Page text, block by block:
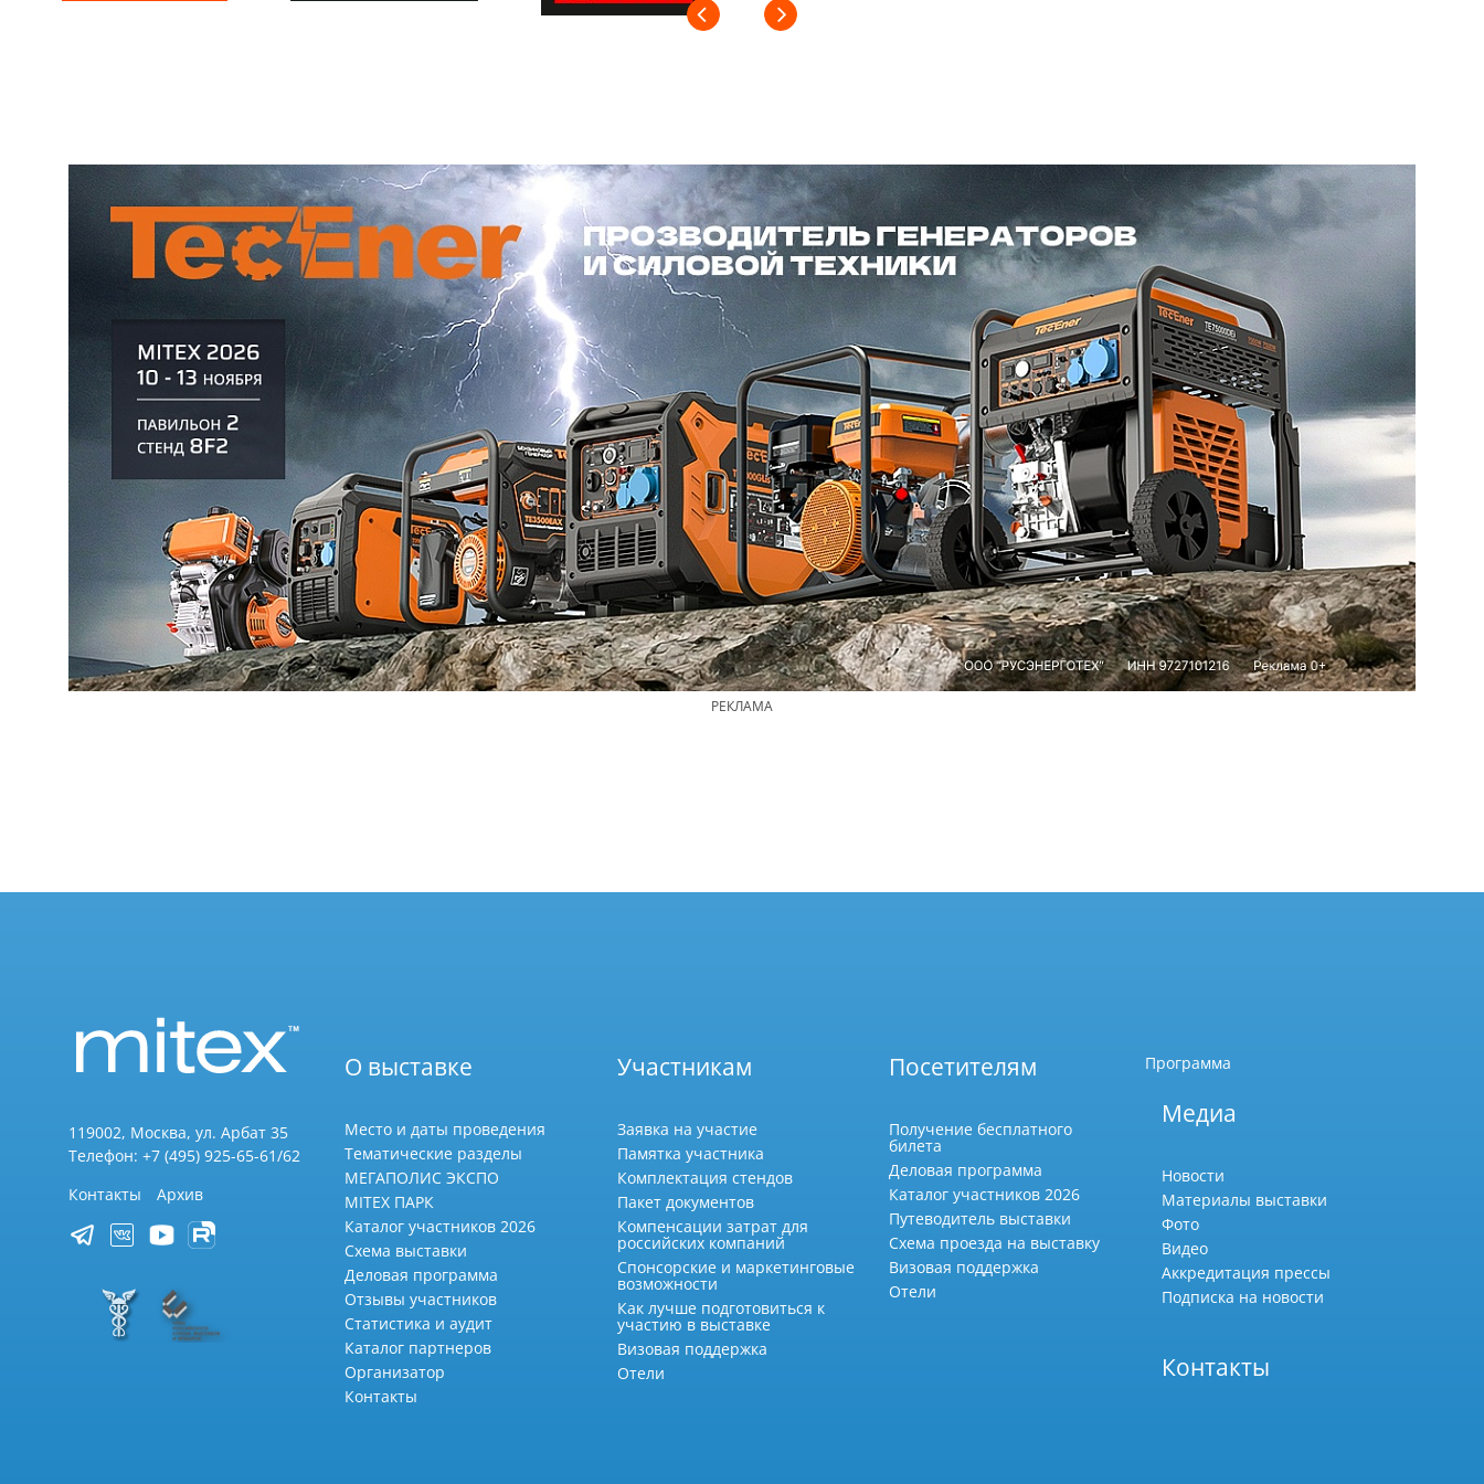
РЕКЛАМА
119002, Москва, ул. Арбат 35
Телефон: +7 (495) 925-65-61/62
Контакты
Архив
О выставке
Место и даты проведения
Тематические разделы
МЕГАПОЛИС ЭКСПО
MITEX ПАРК
Каталог участников 2026
Схема выставки
Деловая программа
Отзывы участников
Статистика и аудит
Каталог партнеров
Организатор
Контакты
Участникам
Заявка на участие
Памятка участника
Комплектация стендов
Пакет документов
Компенсации затрат для
российских компаний
Спонсорские и маркетинговые
возможности
Как лучше подготовиться к
участию в выставке
Визовая поддержка
Отели
Посетителям
Получение бесплатного
билета
Деловая программа
Каталог участников 2026
Путеводитель выставки
Схема проезда на выставку
Визовая поддержка
Отели
Программа
Медиа
Новости
Материалы выставки
Фото
Видео
Аккредитация прессы
Подписка на новости
Контакты